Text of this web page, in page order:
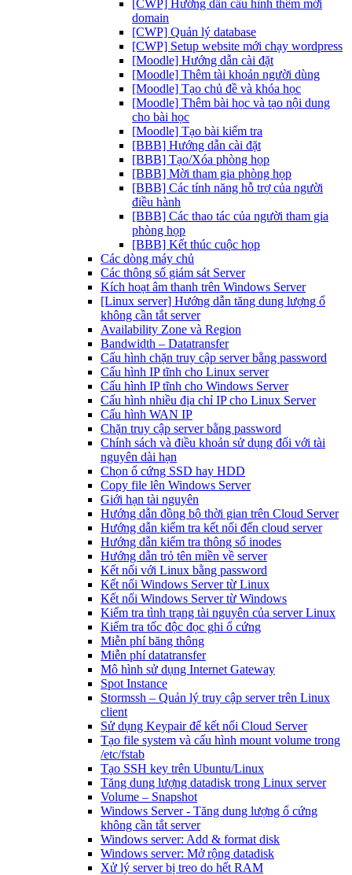
[CWP] Hướng dẫn cấu hình thêm mới
domain
[CWP] Quản lý database
[CWP] Setup website mới chạy wordpress
[Moodle] Hướng dẫn cài đặt
[Moodle] Thêm tài khoản người dùng
[Moodle] Tạo chủ đề và khóa học
[Moodle] Thêm bài học và tạo nội dung
cho bài học
[Moodle] Tạo bài kiểm tra
[BBB] Hướng dẫn cài đặt
[BBB] Tạo/Xóa phòng họp
[BBB] Mời tham gia phòng họp
[BBB] Các tính năng hỗ trợ của người
điều hành
[BBB] Các thao tác của người tham gia
phòng họp
[BBB] Kết thúc cuộc họp
Các dòng máy chủ
Các thông số giám sát Server
Kích hoạt âm thanh trên Windows Server
[Linux server] Hướng dẫn tăng dung lượng ổ
không cần tắt server
Availability Zone và Region
Bandwidth – Datatransfer
Cấu hình chặn truy cập server bằng password
Cấu hình IP tĩnh cho Linux server
Cấu hình IP tĩnh cho Windows Server
Cấu hình nhiều địa chỉ IP cho Linux Server
Cấu hình WAN IP
Chặn truy cập server bằng password
Chính sách và điều khoản sử dụng đối với tài
nguyên dài hạn
Chọn ổ cứng SSD hay HDD
Copy file lên Windows Server
Giới hạn tài nguyên
Hướng dẫn đồng bộ thời gian trên Cloud Server
Hướng dẫn kiểm tra kết nối đến cloud server
Hướng dẫn kiểm tra thông số inodes
Hướng dẫn trỏ tên miền về server
Kết nối với Linux bằng password
Kết nối Windows Server từ Linux
Kết nối Windows Server từ Windows
Kiểm tra tình trạng tài nguyên của server Linux
Kiểm tra tốc độc đọc ghi ổ cứng
Miễn phí băng thông
Miễn phí datatransfer
Mô hình sử dụng Internet Gateway
Spot Instance
Stormssh – Quản lý truy cập server trên Linux
client
Sử dụng Keypair để kết nối Cloud Server
Tạo file system và cấu hình mount volume trong
/etc/fstab
Tạo SSH key trên Ubuntu/Linux
Tăng dung lượng datadisk trong Linux server
Volume – Snapshot
Windows Server - Tăng dung lượng ổ cứng
không cần tắt server
Windows server: Add & format disk
Windows server: Mở rộng datadisk
Xử lý server bị treo do hết RAM